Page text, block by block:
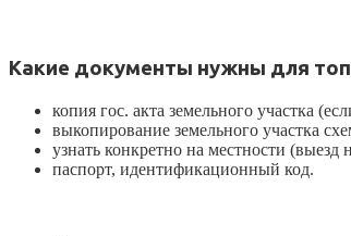
Какие документы нужны для
копия гос. акта земельного участка
выкопирование земельного участка
узнать конкретно на местности (выезд
паспорт, идентификационный код.